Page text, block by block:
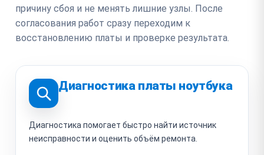
причину сбоя и не менять лишние узлы. После
согласования работ сразу переходим к
восстановлению платы и проверке результата.
Диагностика платы ноутбука
Диагностика помогает быстро найти источник
неисправности и оценить объём ремонта.